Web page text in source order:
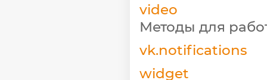
video
Методы для
vk.notifications
widget